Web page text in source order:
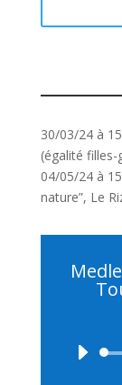
30/03/24 à
(égalité filles-
04/05/24 à
nature”, Le